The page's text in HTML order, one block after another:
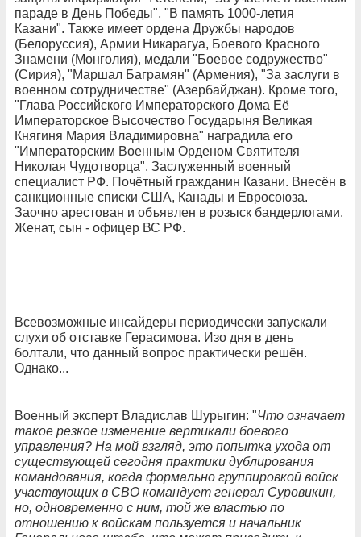
параде в День Победы", "В память 1000-летия
Казани". Также имеет ордена Дружбы народов
(Белоруссия), Армии Никарагуа, Боевого Красного
Знамени (Монголия), медали "Боевое содружество"
(Сирия), "Маршал Баграмян" (Армения), "За заслуги в
военном сотрудничестве" (Азербайджан). Кроме того,
"Глава Российского Императорского Дома Её
Императорское Высочество Государыня Великая
Княгиня Мария Владимировна" наградила его
"Императорским Военным Орденом Святителя
Николая Чудотворца". Заслуженный военный
специалист РФ. Почётный гражданин Казани. Внесён в
санкционные списки США, Канады и Евросоюза.
Заочно арестован и объявлен в розыск бандерлогами.
Женат, сын - офицер ВС РФ.
Всевозможные инсайдеры периодически запускали
слухи об отставке Герасимова. Изо дня в день
болтали, что данный вопрос практически решён.
Однако...
Военный эксперт Владислав Шурыгин: "Что означает
такое резкое изменение вертикали боевого
управления? На мой взгляд, это попытка ухода от
существующей сегодня практики дублирования
командования, когда формально группировкой войск
участвующих в СВО командует генерал Суровикин,
но, одновременно с ним, той же властью по
отношению к войскам пользуется и начальник